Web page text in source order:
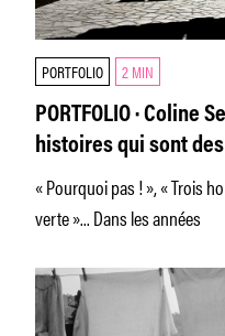
PORTFOLIO 2 MIN
PORTFOLIO · Coline
histoires qui sont
contes sur notre
« Pourquoi pas ! », « Trois
verte »... Dans les années